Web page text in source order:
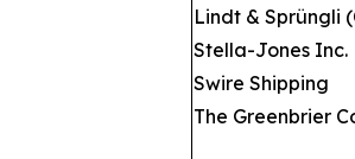
Lindt & Sprüngli
Stella-Jones Inc.
Swire Shipping
The Greenbrier